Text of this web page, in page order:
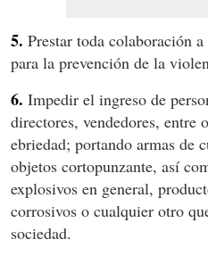
5. Prestar toda colaboración
para la prevención de la
6. Impedir el ingreso de
directores, vendedores, entre
ebriedad; portando armas de
objetos cortopunzante, así
explosivos en general,
corrosivos o cualquier otro
sociedad.